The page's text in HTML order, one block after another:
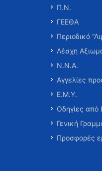
Π.Ν.
ΓΕΕΘΑ
Περιοδικό
Λέσχη
Ν.Ν.Α.
Αγγελίες
Ε.Μ.Υ.
Οδηγίες από
Γενική
Προσφορές